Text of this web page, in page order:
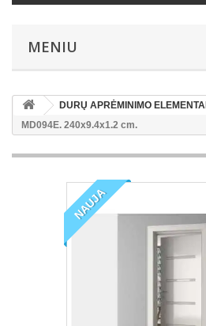
MENIU
DURŲ APRĖMINIMO ELEMENTAI
MD094E. 240x9.4x1.2 cm.
NAUJA